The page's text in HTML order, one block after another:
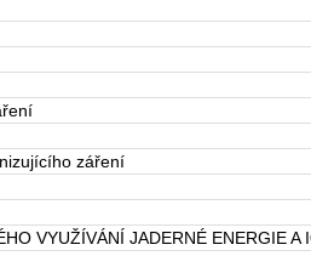
záření
VYUŽÍVÁNÍ JADERNÉ ENERGIE A